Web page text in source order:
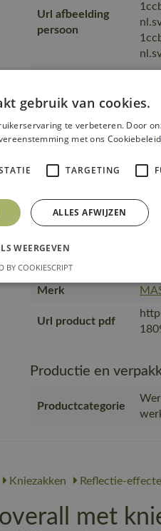
Url afbeelding
persoon
Artikel kwaliteit
Producttype
Kwaliteit
Productcategorie
Branche
Gebruiker
Merk
Url product pdf
Productie en
Productcategorie
Kniezakken Reflectie-
met
gebruik van cookies.
te verbeteren. Door
met ons
TARGETING
ALLES AFWIJZEN
WEERGEVEN
BY COOKIESCRIPT